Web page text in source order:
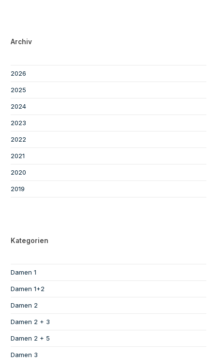
Archiv
2026
2025
2024
2023
2022
2021
2020
2019
Kategorien
Damen 1
Damen 1+2
Damen 2
Damen 2 + 3
Damen 2 + 5
Damen 3